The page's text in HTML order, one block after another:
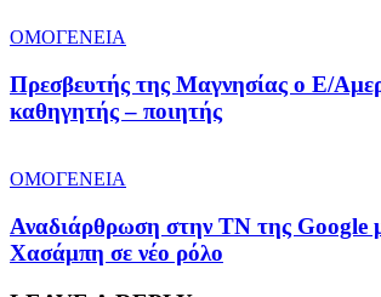
ΟΜΟΓΕΝΕΙΑ
Πρεσβευτής της Μαγνησίας ο Ε/
καθηγητής – ποιητής
ΟΜΟΓΕΝΕΙΑ
Αναδιάρθρωση στην ΤΝ της Google
Χασάμπη σε νέο ρόλο